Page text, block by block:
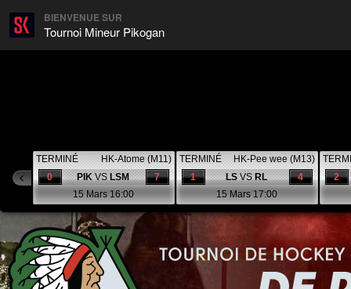
BIENVENUE SUR
Tournoi Mineur Pikogan
TERMINÉ
HK-Atome (M11)
7
0 PIKVSLSM
15 Mars 16:00
TERMINÉ
HK-Pee wee (M13)
4
1 LSVSRL
15 Mars 17:00
2